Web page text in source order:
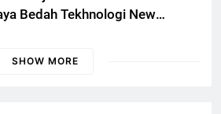
Bedah Tekhnologi New
SHOW MORE